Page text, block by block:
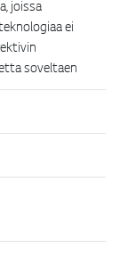
joissa
ei
soveltaen